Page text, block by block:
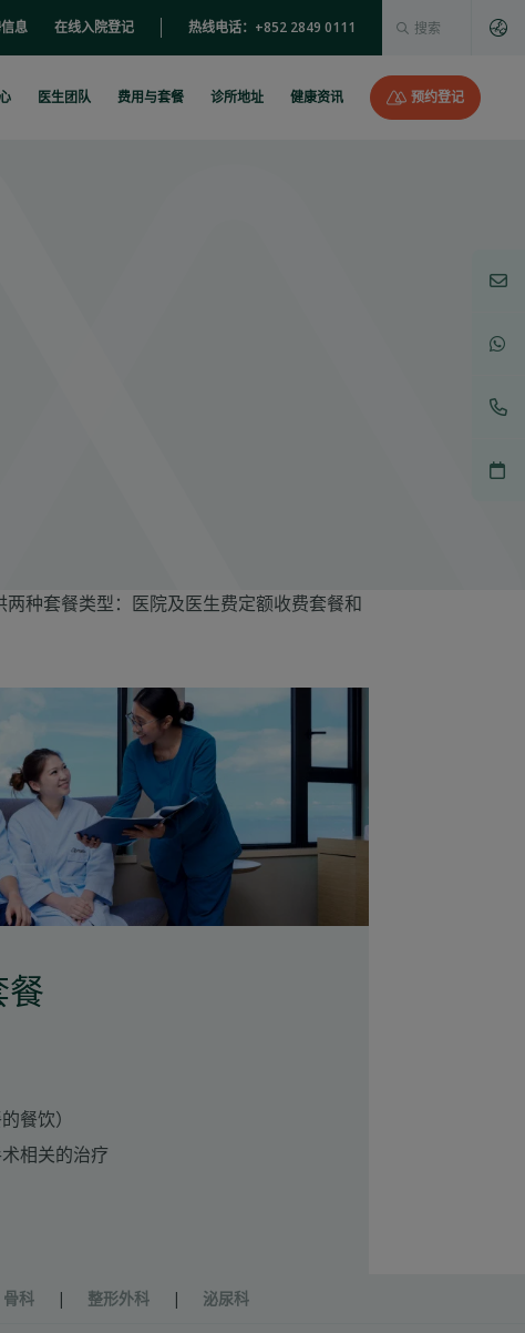
息 在线入院登记 热线电话：+852 2849 0111
医生团队 费用与套餐 诊所地址 健康资讯 预约登记
种套餐类型：医院及医生费定额收费套餐和
餐
餐饮）
相关的治疗
骨科 | 整形外科 | 泌尿科